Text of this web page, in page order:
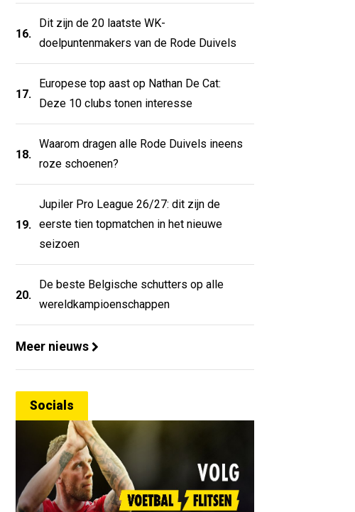
16.
Dit zijn de 20 laatste WK-
doelpuntenmakers van de Rode Duivels
17.
Europese top aast op Nathan De Cat:
Deze 10 clubs tonen interesse
18.
Waarom dragen alle Rode Duivels ineens
roze schoenen?
19.
Jupiler Pro League 26/27: dit zijn de
eerste tien topmatchen in het nieuwe
seizoen
20.
De beste Belgische schutters op alle
wereldkampioenschappen
Meer nieuws
Socials